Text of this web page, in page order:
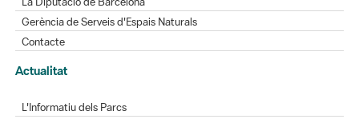
Gerència de Serveis d'Espais Naturals
Contacte
Actualitat
L'Informatiu dels Parcs